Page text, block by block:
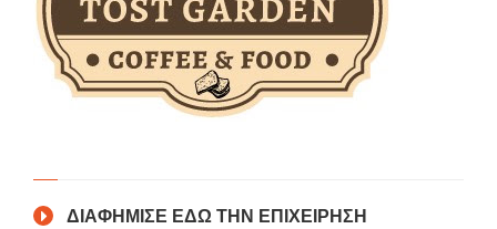
ΔΙΑΦΗΜΙΣΕ ΕΔΩ ΤΗΝ ΕΠΙΧΕΙΡΗΣΗ